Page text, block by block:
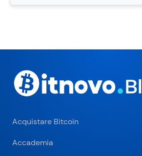
Acquistare Bitcoin
Accademia